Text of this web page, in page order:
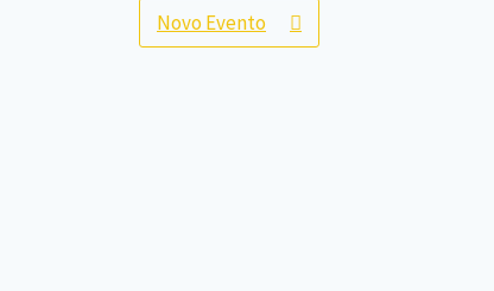
Novo Evento